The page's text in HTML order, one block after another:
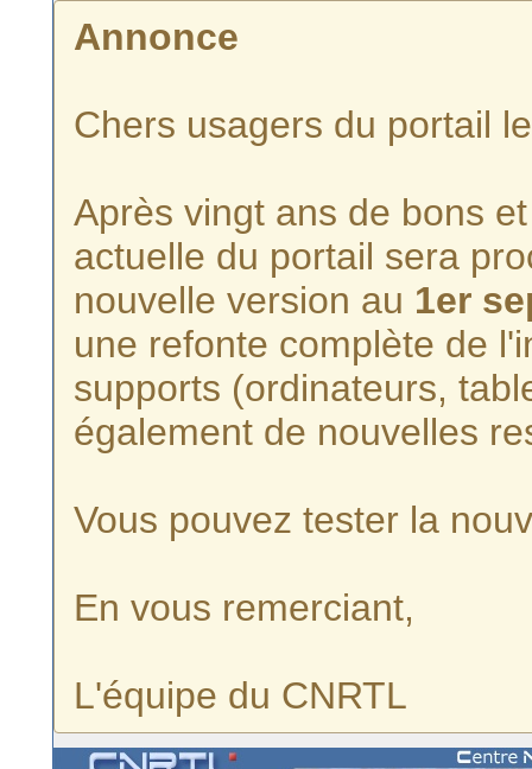
Annonce
Chers usagers du portail
Après vingt ans de bons
actuelle du portail sera
nouvelle version au 1er
une refonte complète de
supports (ordinateurs,
également de nouvelles
Vous pouvez tester la
En vous remerciant,
L'équipe du CNRTL